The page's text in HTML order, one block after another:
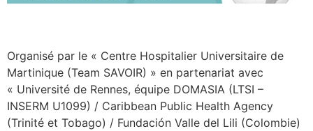
Organisé par le « Centre Hospitalier Universitaire de
Martinique (Team SAVOIR) » en partenariat avec
« Université de Rennes, équipe DOMASIA (LTSI –
INSERM U1099) / Caribbean Public Health Agency
(Trinité et Tobago) / Fundación Valle del Lili (Colombie)